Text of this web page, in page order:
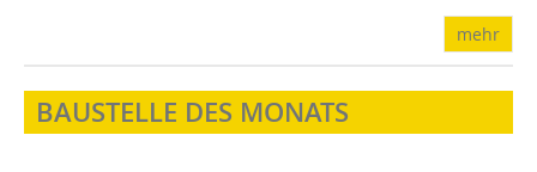
mehr
BAUSTELLE DES MONATS